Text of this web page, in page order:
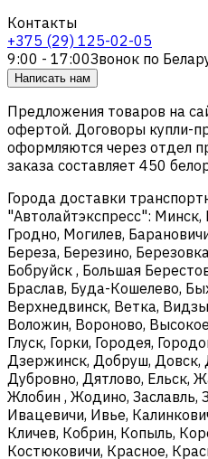
Контакты
+375 (29) 125-02-05
9:00 - 17:00Звонок по
Написать нам
Предложения товаров на
офертой. Договоры купли-
оформляются через отдел
заказа составляет 450
Города доставки
"Автолайтэкспресс": Минск,
Гродно, Могилев,
Береза, Березино,
Бобруйск , Большая
Браслав, Буда-Кошелево,
Верхнедвинск, Ветка,
Воложин, Вороново,
Глуск, Горки, Городея,
Дзержинск, Добруш, Довск,
Дубровно, Дятлово, Ельск,
Жлобин , Жодино, Заславль,
Ивацевичи, Ивье,
Кличев, Кобрин, Копыль,
Костюковичи, Красное,